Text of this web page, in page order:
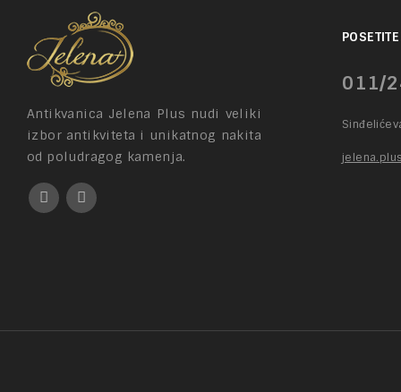
Antikvanica Jelena Plus nudi veliki
izbor antikviteta i unikatnog nakita
od poludragog kamenja.
011/